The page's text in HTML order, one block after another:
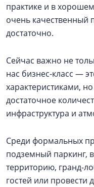
практике и в
очень качественный
достаточно.
Сейчас важно не
нас бизнес-класс —
характеристиками,
достаточное
инфраструктура и
Среди формальных
подземный паркинг,
территорию, гранд-
гостей или провести